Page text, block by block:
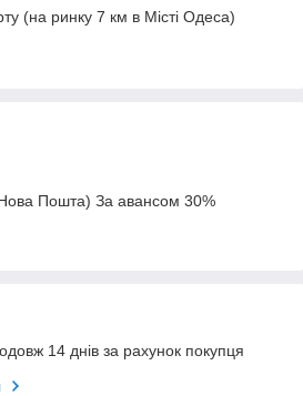
(на ринку 7 км в Місті Одеса)
Нова Пошта) За авансом 30%
14 днів за рахунок покупця